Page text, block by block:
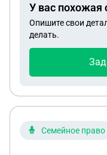
У вас похожая
Опишите свои
делать.
Семейное право